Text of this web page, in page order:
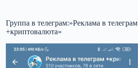
Группа в телеграм:»Реклама в телеграм
+криптовалюта»